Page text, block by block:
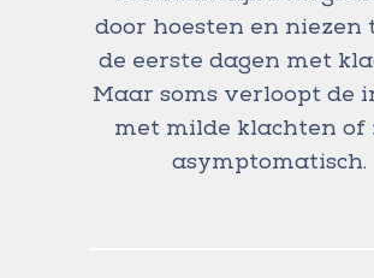
door hoesten en niezen
de eerste dagen met
Maar soms verloopt de
met milde klachten of
asymptomatisch.